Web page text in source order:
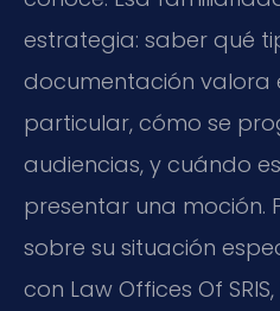
estrategia: saber qué
documentación valora
particular, cómo se
audiencias, y cuándo
presentar una moción.
sobre su situación
con Law Offices Of